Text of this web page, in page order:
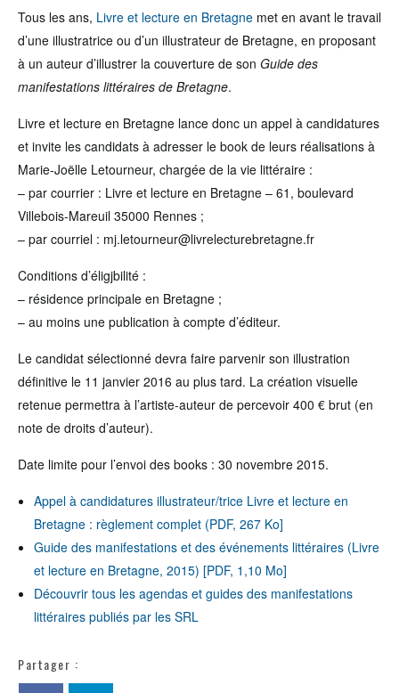
Tous les ans, Livre et lecture en Bretagne met en avant le travail
d’une illustratrice ou d’un illustrateur de Bretagne, en proposant
à un auteur d’illustrer la couverture de son Guide des
manifestations littéraires de Bretagne.
Livre et lecture en Bretagne lance donc un appel à candidatures
et invite les candidats à adresser le book de leurs réalisations à
Marie-Joëlle Letourneur, chargée de la vie littéraire :
– par courrier : Livre et lecture en Bretagne – 61, boulevard
Villebois-Mareuil 35000 Rennes ;
– par courriel : mj.letourneur@livrelecturebretagne.fr
Conditions d’éligjbilité :
– résidence principale en Bretagne ;
– au moins une publication à compte d’éditeur.
Le candidat sélectionné devra faire parvenir son illustration
définitive le 11 janvier 2016 au plus tard. La création visuelle
retenue permettra à l’artiste-auteur de percevoir 400 € brut (en
note de droits d’auteur).
Date limite pour l’envoi des books : 30 novembre 2015.
Appel à candidatures illustrateur/trice Livre et lecture en
Bretagne : règlement complet (PDF, 267 Ko]
Guide des manifestations et des événements littéraires (Livre
et lecture en Bretagne, 2015) [PDF, 1,10 Mo]
Découvrir tous les agendas et guides des manifestations
littéraires publiés par les SRL
Partager :